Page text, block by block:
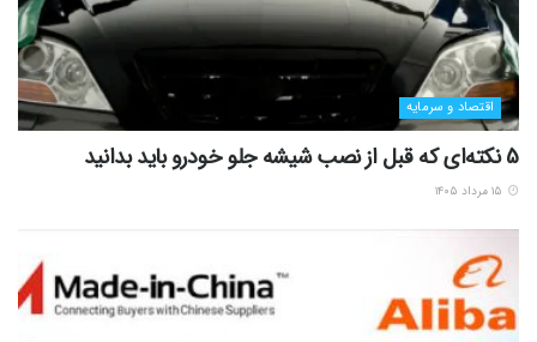
اقتصاد و سرمایه
5 نکته‌ای که قبل از نصب شیشه جلو خودرو باید بدانید